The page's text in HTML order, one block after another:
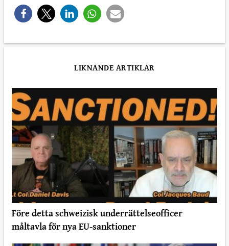
LIKNANDE ARTIKLAR
Före detta schweizisk underrättelseofficer
måltavla för nya EU-sanktioner